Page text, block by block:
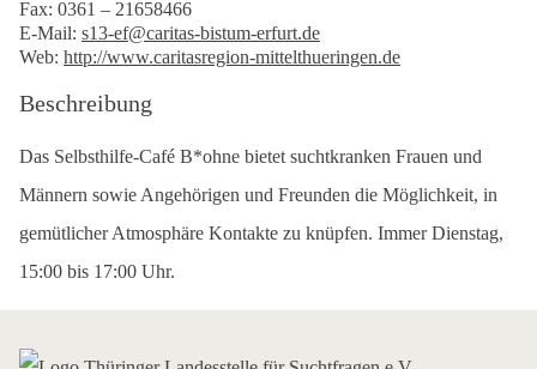
Fax: 0361 – 21658466
E-Mail: s13-ef@caritas-bistum-erfurt.de
Web: http://www.caritasregion-mittelthueringen.de
Beschreibung
Das Selbsthilfe-Café B*ohne bietet suchtkranken Frauen und
Männern sowie Angehörigen und Freunden die Möglichkeit, in
gemütlicher Atmosphäre Kontakte zu knüpfen. Immer Dienstag,
15:00 bis 17:00 Uhr.